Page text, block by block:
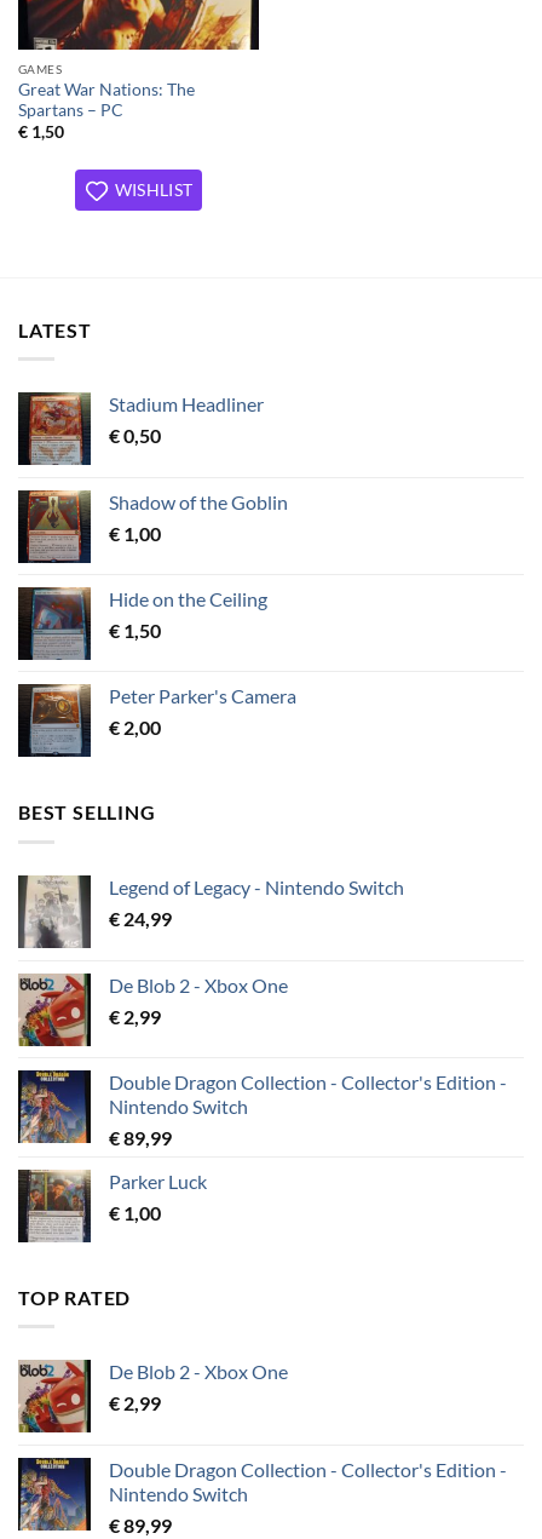
GAMES
Great War Nations: The
Spartans – PC
€1,50
WISHLIST
LATEST
Stadium Headliner
€0,50
Shadow of the Goblin
€ 1,00
Hide on the Ceiling
€ 1,50
Peter Parker's Camera
€ 2,00
BEST SELLING
Legend of Legacy - Nintendo Switch
€ 24,99
De Blob 2 - Xbox One
€ 2,99
Double Dragon Collection - Collector's Edition -
Nintendo Switch
€89,99
Parker Luck
€ 1,00
TOP RATED
De Blob 2 - Xbox One
€ 2,99
Double Dragon Collection - Collector's Edition -
Nintendo Switch
€89,99